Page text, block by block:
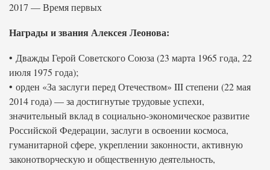
2017 — Время первых
Награды и звания Алексея Леонова:
• Дважды Герой Советского Союза (23 марта 1965 года, 22
июля 1975 года);
• орден «За заслуги перед Отечеством» III степени (22 мая
2014 года) — за достигнутые трудовые успехи,
значительный вклад в социально-экономическое развитие
Российской Федерации, заслуги в освоении космоса,
гуманитарной сфере, укреплении законности, активную
законотворческую и общественную деятельность,